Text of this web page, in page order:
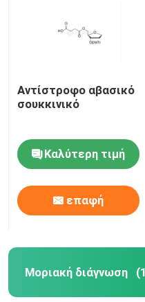
Αντίστροφο αβασικό
σουκκινικό
Καλύτερη τιμή
επαφή
Μοριακή διάγνωση